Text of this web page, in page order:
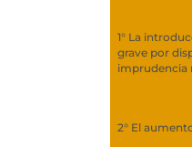
1° La
grave por
imprudencia
2° El